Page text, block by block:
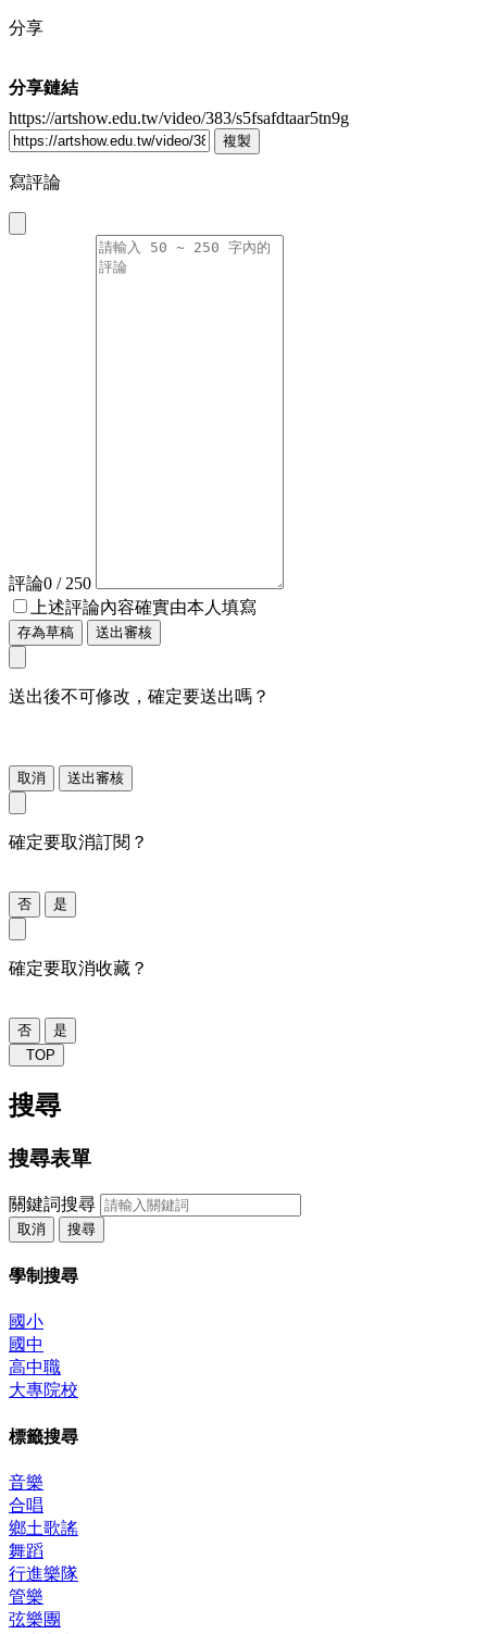
分享
分享鏈結
https://artshow.edu.tw/video/383/s5fsafdtaar5tn9g
複製
寫評論
評論0 / 250
上述評論內容確實由本人填寫
存為草稿 送出審核
送出後不可修改，確定要送出嗎？
取消 送出審核
確定要取消訂閱？
否 是
確定要取消收藏？
否
是
TOP
搜尋
搜尋表單
關鍵詞搜尋
取消 搜尋
學制搜尋
國小
國中
高中職
大專院校
標籤搜尋
音樂
合唱
鄉土歌謠
舞蹈
行進樂隊
管樂
弦樂團